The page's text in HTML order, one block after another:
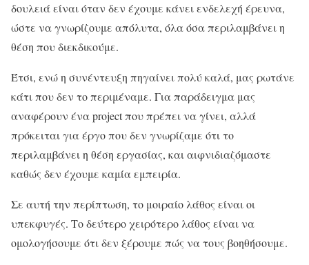
δουλειά είναι όταν δεν έχουμε κάνει ενδελεχή έρευνα,
ώστε να γνωρίζουμε απόλυτα, όλα όσα περιλαμβάνει η
θέση που διεκδικούμε.
Έτσι, ενώ η συνέντευξη πηγαίνει πολύ καλά, μας ρωτάνε
κάτι που δεν το περιμέναμε. Για παράδειγμα μας
αναφέρουν ένα project που πρέπει να γίνει, αλλά
πρόκειται για έργο που δεν γνωρίζαμε ότι το
περιλαμβάνει η θέση εργασίας, και αιφνιδιαζόμαστε
καθώς δεν έχουμε καμία εμπειρία.
Σε αυτή την περίπτωση, το μοιραίο λάθος είναι οι
υπεκφυγές. Το δεύτερο χειρότερο λάθος είναι να
ομολογήσουμε ότι δεν ξέρουμε πώς να τους βοηθήσουμε.